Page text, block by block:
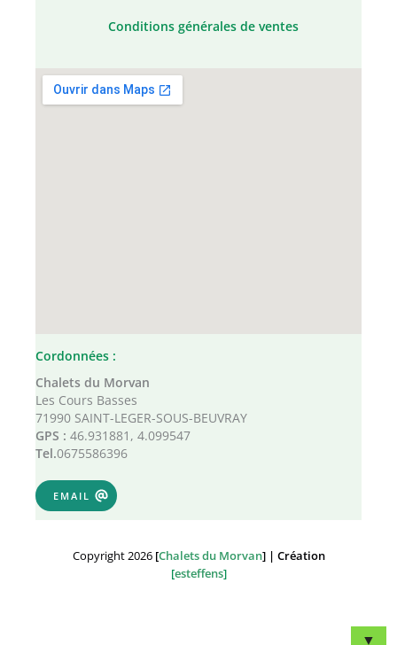
Conditions générales de ventes
Cordonnées :
Chalets du Morvan
Les Cours Basses
71990 SAINT-LEGER-SOUS-BEUVRAY
GPS : 46.931881, 4.099547
Tel.0675586396
EMAIL
Copyright 2026 [Chalets du Morvan] | Création
[esteffens]
▼